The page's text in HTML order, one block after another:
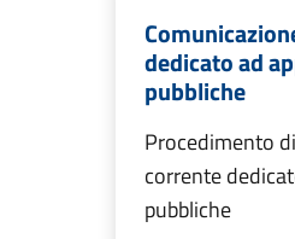
dedicato ad
pubbliche
Procedimento
corrente
pubbliche